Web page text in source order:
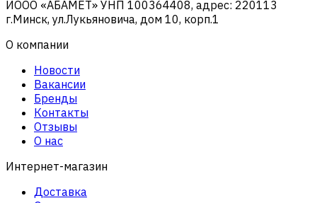
ИООО «АБАМЕТ» УНП 100364408, адрес: 220113
г.Минск, ул.Лукьяновича, дом 10, корп.1
О компании
Новости
Вакансии
Бренды
Контакты
Отзывы
О нас
Интернет-магазин
Доставка